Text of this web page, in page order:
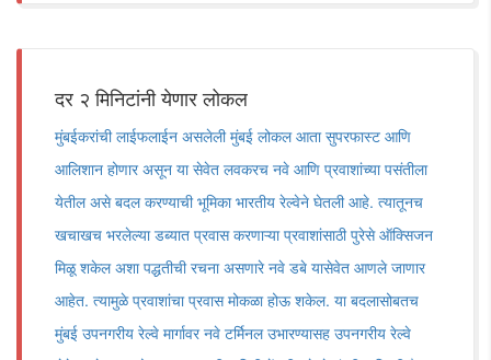
दर २ मिनिटांनी येणार लोकल
मुंबईकरांची लाईफलाईन असलेली मुंबई लोकल आता सुपरफास्ट आणि
आलिशान होणार असून या सेवेत लवकरच नवे आणि प्रवाशांच्या पसंतीला
येतील असे बदल करण्याची भूमिका भारतीय रेल्वेने घेतली आहे. त्यातूनच
खचाखच भरलेल्या डब्यात प्रवास करणाऱ्या प्रवाशांसाठी पुरेसे ऑक्सिजन
मिळू शकेल अशा पद्धतीची रचना असणारे नवे डबे यासेवेत आणले जाणार
आहेत. त्यामुळे प्रवाशांचा प्रवास मोकळा होऊ शकेल. या बदलासोबतच
मुंबई उपनगरीय रेल्वे मार्गावर नवे टर्मिनल उभारण्यासह उपनगरीय रेल्वे